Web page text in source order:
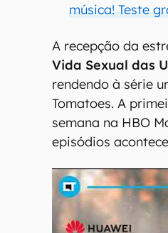
música! Teste
A recepção da
Vida Sexual das
rendendo à série
Tomatoes. A
semana na HBO
episódios